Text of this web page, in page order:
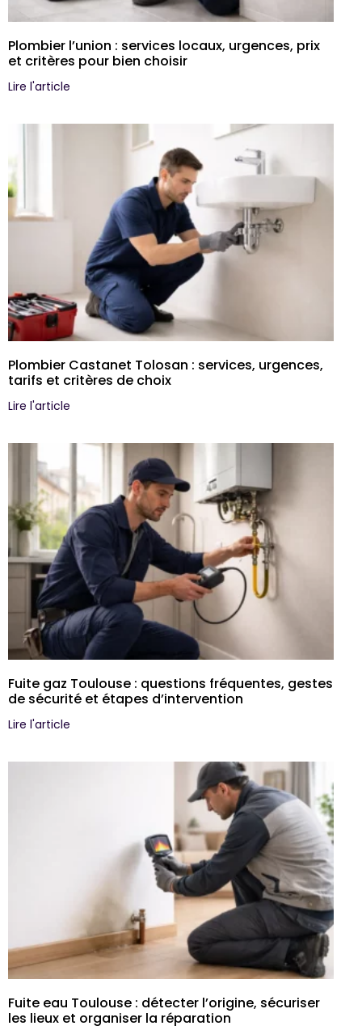
Plombier l’union : services locaux, urgences, prix
et critères pour bien choisir
Lire l'article
Plombier Castanet Tolosan : services, urgences,
tarifs et critères de choix
Lire l'article
Fuite gaz Toulouse : questions fréquentes, gestes
de sécurité et étapes d’intervention
Lire l'article
Fuite eau Toulouse : détecter l’origine, sécuriser
les lieux et organiser la réparation